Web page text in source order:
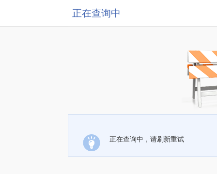
正在查询中
正在查询中，请刷新重试